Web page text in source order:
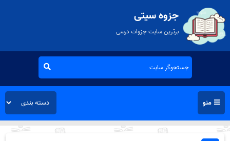
جزوه سیتی
برترین سایت جزوات درسی
منو